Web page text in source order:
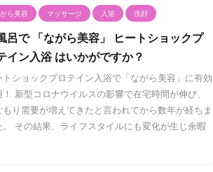
ら美容 マッサージ 入浴 洗顔
呂で 「ながら美容」 ヒートショックプ
イン入浴 はいかがですか？
トショックプロテイン入浴で「ながら美容」に有効
！ 新型コロナウイルスの影響で在宅時間が伸び、
もり需要が増えてきたと言われてから数年が経ちま
。 その結果、ライフスタイルにも変化が生じ余暇